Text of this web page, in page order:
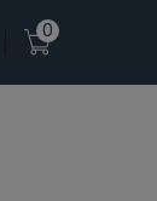
0